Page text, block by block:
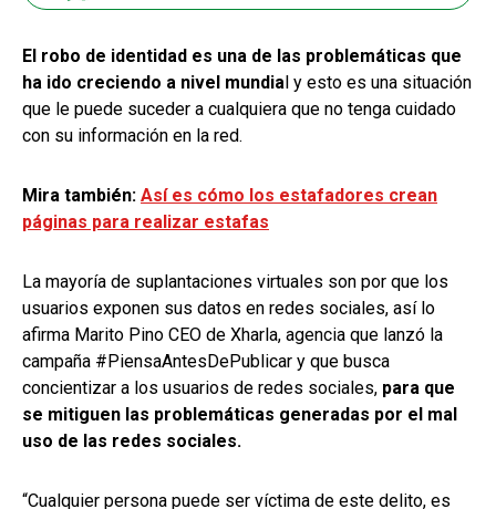
El robo de identidad es una de las problemáticas que
ha ido creciendo a nivel mundial y esto es una situación
que le puede suceder a cualquiera que no tenga cuidado
con su información en la red.
Mira también: Así es cómo los estafadores crean
páginas para realizar estafas
La mayoría de suplantaciones virtuales son por que los
usuarios exponen sus datos en redes sociales, así lo
afirma Marito Pino CEO de Xharla, agencia que lanzó la
campaña #PiensaAntesDePublicar y que busca
concientizar a los usuarios de redes sociales, para que
se mitiguen las problemáticas generadas por el mal
uso de las redes sociales.
“Cualquier persona puede ser víctima de este delito, es